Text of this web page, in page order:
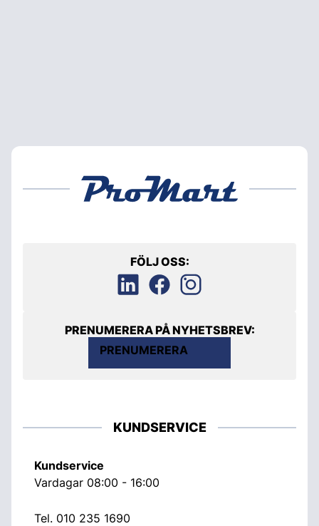
FÖLJ OSS:
PRENUMERERA PÅ NYHETSBREV:
PRENUMERERA
KUNDSERVICE
Kundservice
Vardagar 08:00 - 16:00
Tel. 010 235 1690